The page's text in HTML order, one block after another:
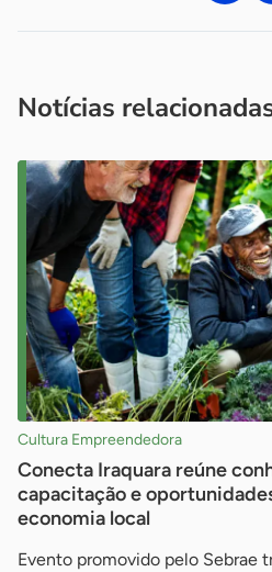
Notícias
Cultura Empreendedora
Conecta Iraquara reúne
capacitação e
economia local
Evento promovido pelo Sebrae